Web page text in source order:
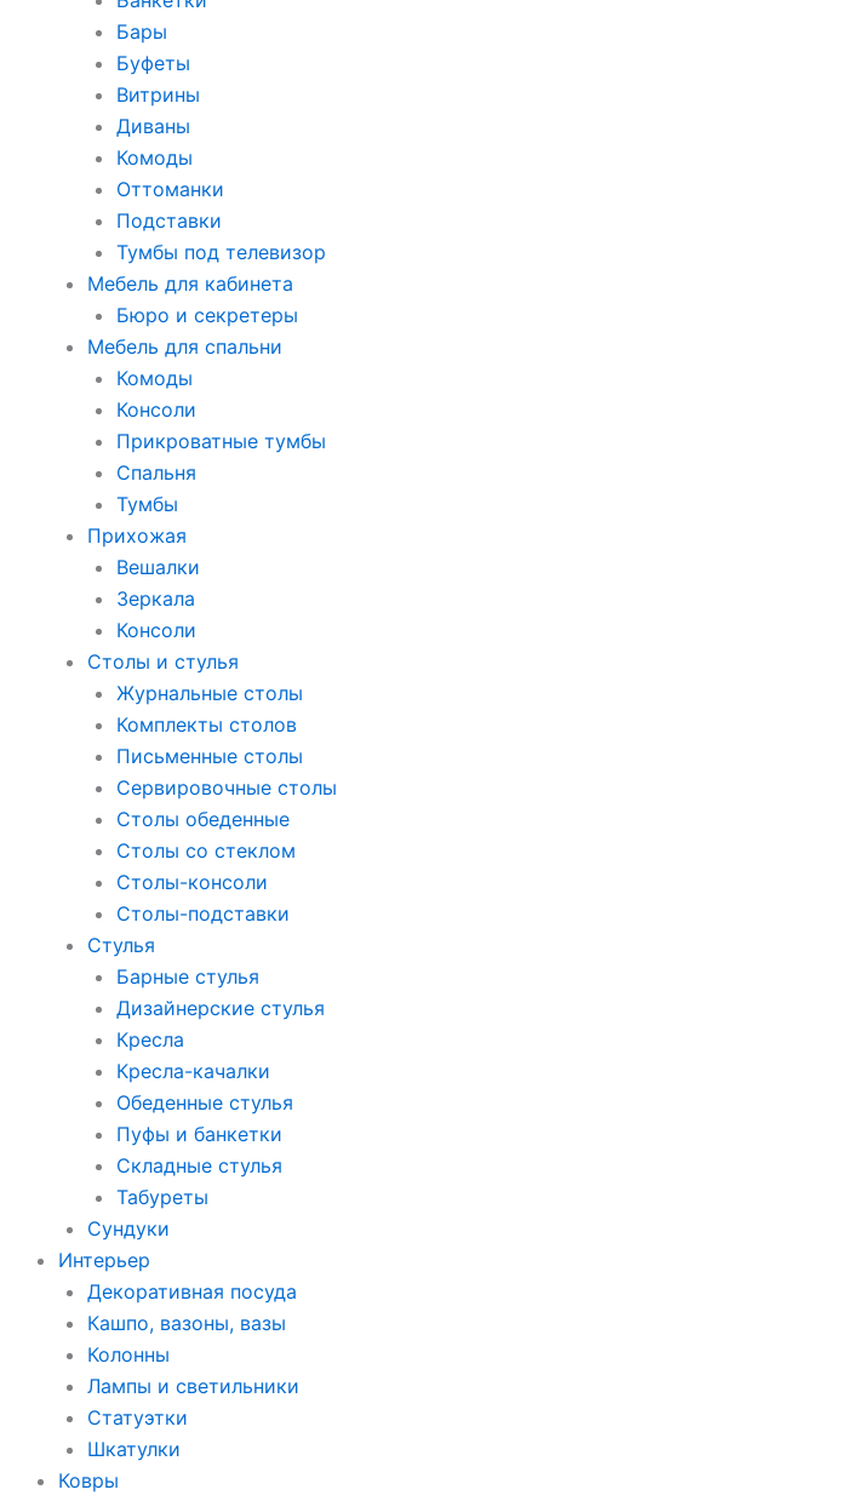
Бары
Буфеты
Витрины
Диваны
Комоды
Оттоманки
Подставки
Тумбы под телевизор
Мебель для кабинета
Бюро и секретеры
Мебель для спальни
Комоды
Консоли
Прикроватные тумбы
Спальня
Тумбы
Прихожая
Вешалки
Зеркала
Консоли
Столы и стулья
Журнальные столы
Комплекты столов
Письменные столы
Сервировочные столы
Столы обеденные
Столы со стеклом
Столы-консоли
Столы-подставки
Стулья
Барные стулья
Дизайнерские стулья
Кресла
Кресла-качалки
Обеденные стулья
Пуфы и банкетки
Складные стулья
Табуреты
Сундуки
Интерьер
Декоративная посуда
Кашпо, вазоны, вазы
Колонны
Лампы и светильники
Статуэтки
Шкатулки
Ковры